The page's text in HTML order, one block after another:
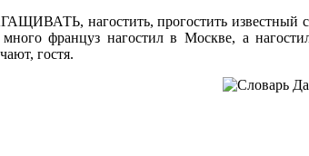
нагостить, прогостить известный
француз нагостил в Москве, а
гостя.